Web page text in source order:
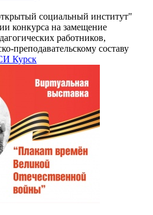
социальный институт"
конкурса на замещение
работников,
преподавательскому составу
Курск